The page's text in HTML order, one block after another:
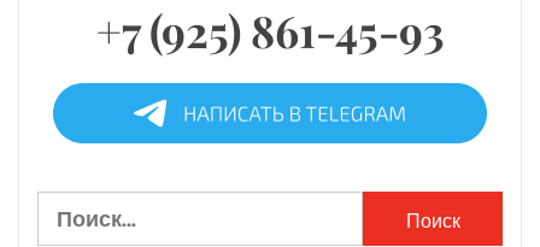
+7 (925) 861-45-93
Найти: